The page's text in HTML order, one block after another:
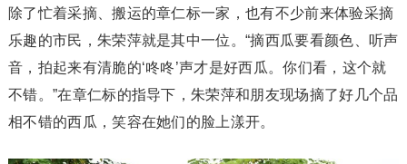
除了忙着采摘、搬运的章仁标一家，也有不少前来体验采摘
乐趣的市民，朱荣萍就是其中一位。“摘西瓜要看颜色、听声
音，拍起来有清脆的‘咚咚’声才是好西瓜。你们看，这个就
不错。”在章仁标的指导下，朱荣萍和朋友现场摘了好几个品
相不错的西瓜，笑容在她们的脸上漾开。